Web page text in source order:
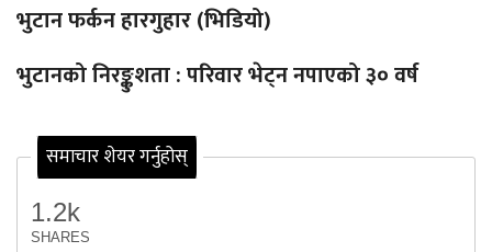
भुटान फर्कन हारगुहार (भिडियो)
भुटानको निरङ्कुशता : परिवार भेट्न नपाएको ३० वर्ष
समाचार शेयर गर्नुहोस्
1.2k
SHARES